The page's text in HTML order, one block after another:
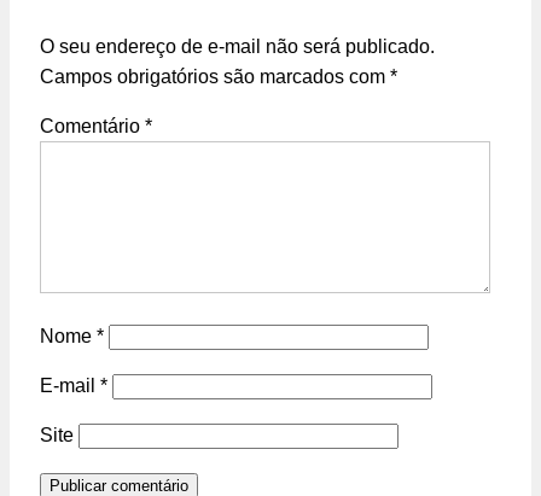
O seu endereço de e-mail não será publicado.
Campos obrigatórios são marcados com *
Comentário *
Nome *
E-mail *
Site